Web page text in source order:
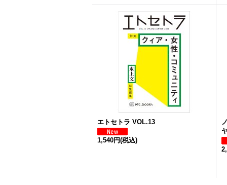
エトセトラ VOL.13
1,540円(税込)